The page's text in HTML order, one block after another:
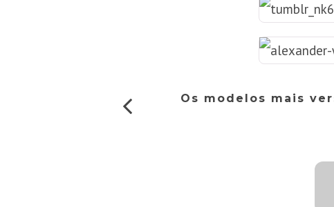
Os modelos mais